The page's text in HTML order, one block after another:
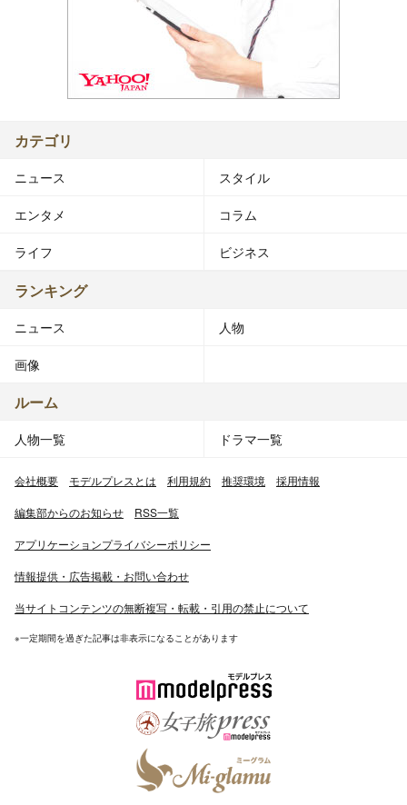
カテゴリ
ニュース スタイル
エンタメ コラム
ライフ ビジネス
ランキング
ニュース 人物
画像
ルーム
人物一覧 ドラマ一覧
会社概要 モデルプレスとは 利用規約 推奨環境 採用情報
編集部からのお知らせ RSS一覧
アプリケーションプライバシーポリシー
情報提供・広告掲載・お問い合わせ
当サイトコンテンツの無断複写・転載・引用の禁止について
※一定期間を過ぎた記事は非表示になることがあります